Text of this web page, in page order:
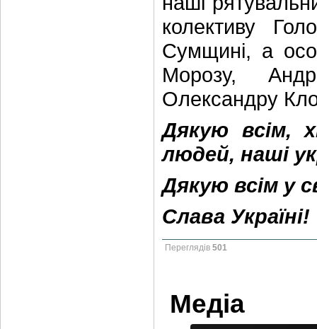
колективу
Сумщині, а
Морозу,
Олександру
Дякую всім,
людей, наші
Дякую всім у
Слава Україні!
Переглядів 501
Медіа